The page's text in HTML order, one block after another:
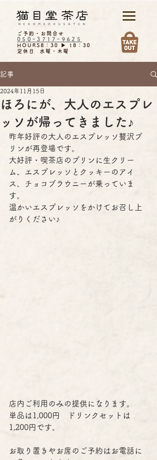
ご予約・お問合せ
050ｰ3717ｰ9625
HOURS8：30 ▶︎ 18：30
定休日 水曜・木曜
記事
ほろにが、大人のエスプレ
ッソが帰ってきました♪
2024年11月15日
昨年好評の大人のエスプレッソ贅沢プ
リンが再登場です。
大好評・喫茶店のプリンに生クリー
ム、エスプレッソとクッキーのアイ
ス、チョコブラウニーが乗っていま
す。
温かいエスプレッソをかけてお召し上
がりください♪
店内ご利用のみの提供になります。
単品は1,000円　ドリンクセットは
1,200円です。
お取り置きやお席のご予約はお電話に